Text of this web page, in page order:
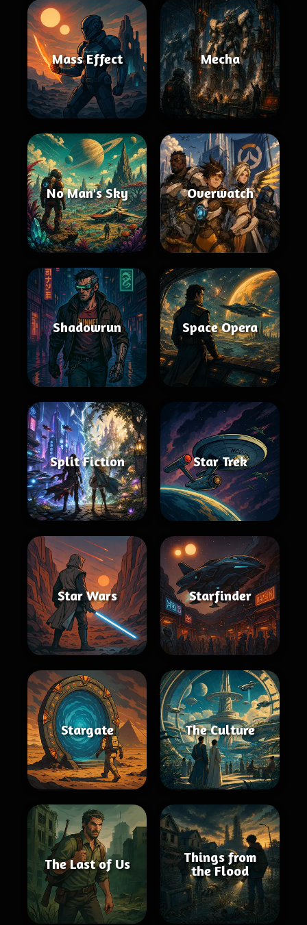
Mass Effect Mecha
No Man's Sky Overwatch
Shadowrun Space Opera
Split Fiction Star Trek
Star Wars Starfinder
Stargate The Culture
The Last of Us
Things from
the Flood